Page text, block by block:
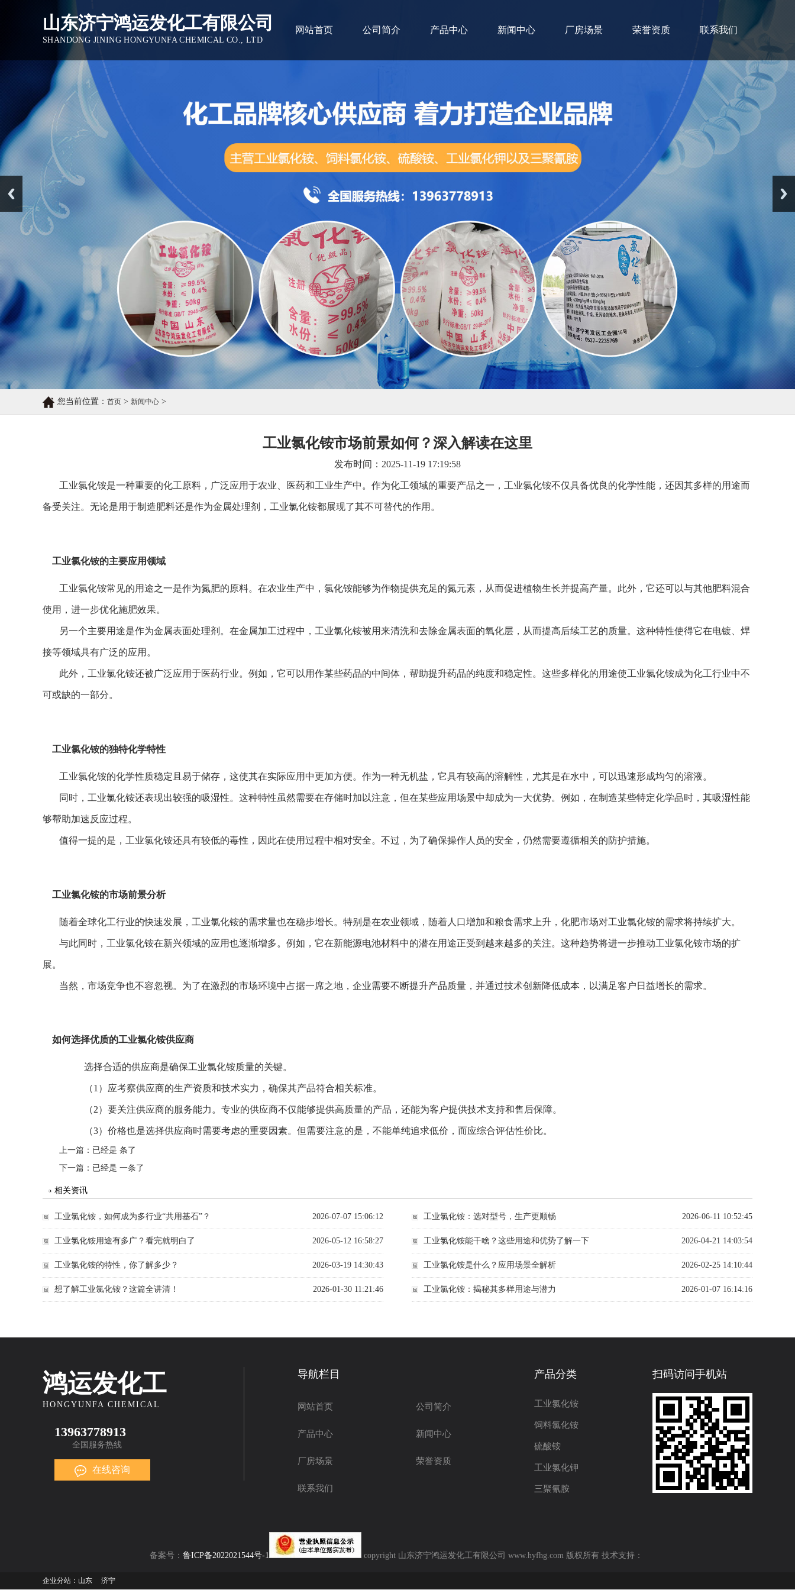
山东济宁鸿运发化工有限公司
SHANDONG JINING HONGYUNFA CHEMICAL CO., LTD
网站首页 公司简介 产品中心 新闻中心 厂房场景 荣誉资质 联系我们
您当前位置： 首页 > 新闻中心 >
工业氯化铵市场前景如何？深入解读在这里
发布时间：2025-11-19 17:19:58
工业氯化铵是一种重要的化工原料，广泛应用于农业、医药和工业生产中。作为化工领域的重要产品之一，工业氯化铵不仅具备优良的化学性能，还因其多样的用途而
备受关注。无论是用于制造肥料还是作为金属处理剂，工业氯化铵都展现了其不可替代的作用。
工业氯化铵的主要应用领域
工业氯化铵常见的用途之一是作为氮肥的原料。在农业生产中，氯化铵能够为作物提供充足的氮元素，从而促进植物生长并提高产量。此外，它还可以与其他肥料混合
使用，进一步优化施肥效果。
另一个主要用途是作为金属表面处理剂。在金属加工过程中，工业氯化铵被用来清洗和去除金属表面的氧化层，从而提高后续工艺的质量。这种特性使得它在电镀、焊
接等领域具有广泛的应用。
此外，工业氯化铵还被广泛应用于医药行业。例如，它可以用作某些药品的中间体，帮助提升药品的纯度和稳定性。这些多样化的用途使工业氯化铵成为化工行业中不
可或缺的一部分。
工业氯化铵的独特化学特性
工业氯化铵的化学性质稳定且易于储存，这使其在实际应用中更加方便。作为一种无机盐，它具有较高的溶解性，尤其是在水中，可以迅速形成均匀的溶液。
同时，工业氯化铵还表现出较强的吸湿性。这种特性虽然需要在存储时加以注意，但在某些应用场景中却成为一大优势。例如，在制造某些特定化学品时，其吸湿性能
够帮助加速反应过程。
值得一提的是，工业氯化铵还具有较低的毒性，因此在使用过程中相对安全。不过，为了确保操作人员的安全，仍然需要遵循相关的防护措施。
工业氯化铵的市场前景分析
随着全球化工行业的快速发展，工业氯化铵的需求量也在稳步增长。特别是在农业领域，随着人口增加和粮食需求上升，化肥市场对工业氯化铵的需求将持续扩大。
与此同时，工业氯化铵在新兴领域的应用也逐渐增多。例如，它在新能源电池材料中的潜在用途正受到越来越多的关注。这种趋势将进一步推动工业氯化铵市场的扩
展。
当然，市场竞争也不容忽视。为了在激烈的市场环境中占据一席之地，企业需要不断提升产品质量，并通过技术创新降低成本，以满足客户日益增长的需求。
如何选择优质的工业氯化铵供应商
选择合适的供应商是确保工业氯化铵质量的关键。
（1）应考察供应商的生产资质和技术实力，确保其产品符合相关标准。
（2）要关注供应商的服务能力。专业的供应商不仅能够提供高质量的产品，还能为客户提供技术支持和售后保障。
（3）价格也是选择供应商时需要考虑的重要因素。但需要注意的是，不能单纯追求低价，而应综合评估性价比。
上一篇：已经是 条了
下一篇：已经是 一条了
相关资讯
2026-07-07 15:06:12
工业氯化铵，如何成为多行业“共用基石”？ 2026-06-11 10:52:45
工业氯化铵：选对型号，生产更顺畅
2026-05-12 16:58:27
工业氯化铵用途有多广？看完就明白了 2026-04-21 14:03:54
工业氯化铵能干啥？这些用途和优势了解一下
2026-03-19 14:30:43
工业氯化铵的特性，你了解多少？ 2026-02-25 14:10:44
工业氯化铵是什么？应用场景全解析
2026-01-30 11:21:46
想了解工业氯化铵？这篇全讲清！ 2026-01-07 16:14:16
工业氯化铵：揭秘其多样用途与潜力
鸿运发化工
HONGYUNFA CHEMICAL
13963778913
全国服务热线
在线咨询
导航栏目
网站首页 公司简介
产品中心 新闻中心
厂房场景 荣誉资质
联系我们
产品分类
工业氯化铵
饲料氯化铵
硫酸铵
工业氯化钾
三聚氰胺
扫码访问手机站
备案号： 鲁ICP备2022021544号-1 copyright 山东济宁鸿运发化工有限公司 www.hyfhg.com 版权所有 技术支持：
企业分站： 山东 济宁